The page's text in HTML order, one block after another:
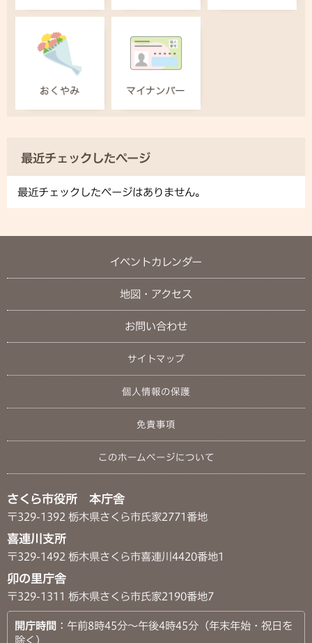
最近チェックしたページ
最近チェックしたページはありません。
イベントカレンダー
地図・アクセス
お問い合わせ
サイトマップ
個人情報の保護
免責事項
このホームページについて
さくら市役所 本庁舎
〒329-1392 栃木県さくら市氏家2771番地
喜連川支所
〒329-1492 栃木県さくら市喜連川4420番地1
卯の里庁舎
〒329-1311 栃木県さくら市氏家2190番地7
開庁時間 ：午前8時45分～午後4時45分（年末年始・祝日を
除く）